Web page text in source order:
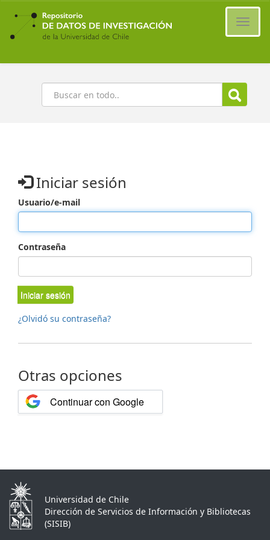
Ir
contenido
principal
Buscar
Iniciar sesión
Usuario/e-mail
Contraseña
Iniciar sesión
¿Olvidó su contraseña?
Otras opciones
Continuar con Google
Universidad de Chile
Dirección de Servicios de Información y Bibliotecas
(SISIB)